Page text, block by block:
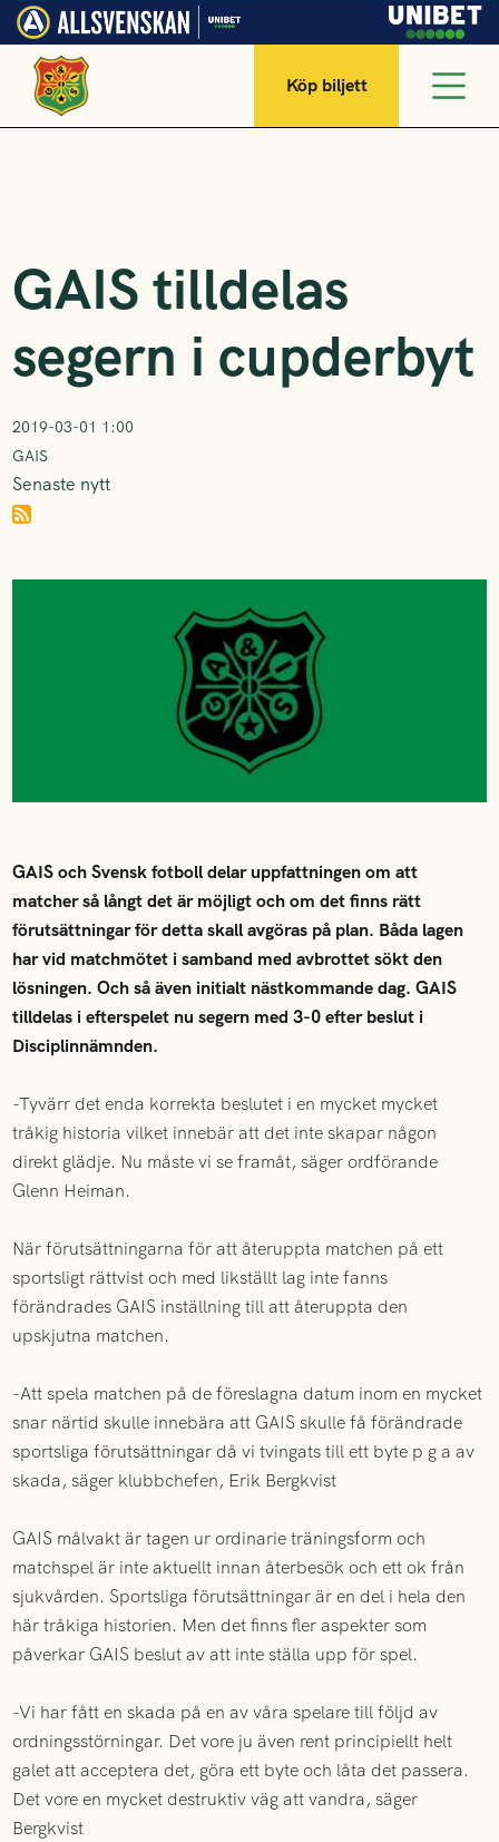
Köp biljett
GAIS tilldelas
segern i cupderbyt
2019-03-01 1:00
GAIS
Senaste nytt
GAIS och Svensk fotboll delar uppfattningen om att
matcher så långt det är möjligt och om det finns rätt
förutsättningar för detta skall avgöras på plan. Båda lagen
har vid matchmötet i samband med avbrottet sökt den
lösningen. Och så även initialt nästkommande dag. GAIS
tilldelas i efterspelet nu segern med 3-0 efter beslut i
Disciplinnämnden.
-Tyvärr det enda korrekta beslutet i en mycket mycket
tråkig historia vilket innebär att det inte skapar någon
direkt glädje. Nu måste vi se framåt, säger ordförande
Glenn Heiman.
När förutsättningarna för att återuppta matchen på ett
sportsligt rättvist och med likställt lag inte fanns
förändrades GAIS inställning till att återuppta den
upskjutna matchen.
-Att spela matchen på de föreslagna datum inom en mycket
snar närtid skulle innebära att GAIS skulle få förändrade
sportsliga förutsättningar då vi tvingats till ett byte p g a av
skada, säger klubbchefen, Erik Bergkvist
GAIS målvakt är tagen ur ordinarie träningsform och
matchspel är inte aktuellt innan återbesök och ett ok från
sjukvården. Sportsliga förutsättningar är en del i hela den
här tråkiga historien. Men det finns fler aspekter som
påverkar GAIS beslut av att inte ställa upp för spel.
-Vi har fått en skada på en av våra spelare till följd av
ordningsstörningar. Det vore ju även rent principiellt helt
galet att acceptera det, göra ett byte och låta det passera.
Det vore en mycket destruktiv väg att vandra, säger
Bergkvist